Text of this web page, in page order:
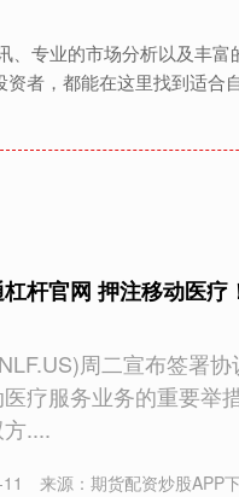
专业的市场分析以及丰
者，都能在这里找到适合
杆官网 押注移动医
周二宣布签署
疗服务业务的重要举
....
来源：期货配资炒股APP